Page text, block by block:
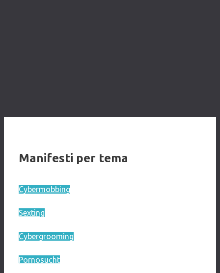
Manifesti per tema
Cybermobbing
Sexting
Cybergrooming
Pornosucht